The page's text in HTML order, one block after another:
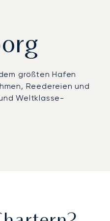
größten Hafen
Reedereien und
Weltklasse-
An- und